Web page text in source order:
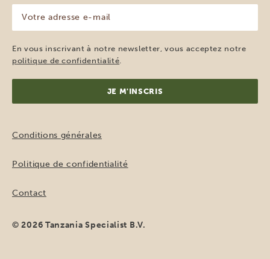
adresse
e-
mail
(Nécessaire)
En vous inscrivant à notre newsletter, vous acceptez notre
politique de confidentialité
Conditions générales
Politique de confidentialité
Contact
© 2026 Tanzania Specialist B.V.